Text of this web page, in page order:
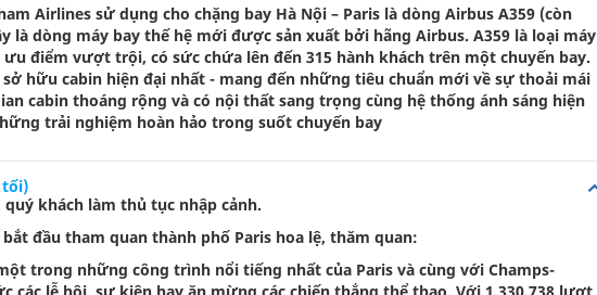
Airlines sử dụng cho chặng bay Hà Nội – Paris là dòng Airbus A359 (còn
là dòng máy bay thế hệ mới được sản xuất bởi hãng Airbus. A359 là loại máy
điểm vượt trội, có sức chứa lên đến 315 hành khách trên một chuyến bay.
sở hữu cabin hiện đại nhất - mang đến những tiêu chuẩn mới về sự thoải mái
cabin thoáng rộng và có nội thất sang trọng cùng hệ thống ánh sáng hiện
trải nghiệm hoàn hảo trong suốt chuyến bay
tối)
quý khách làm thủ tục nhập cảnh.
đầu tham quan thành phố Paris hoa lệ, thăm quan:
trong những công trình nổi tiếng nhất của Paris và cùng với Champs-